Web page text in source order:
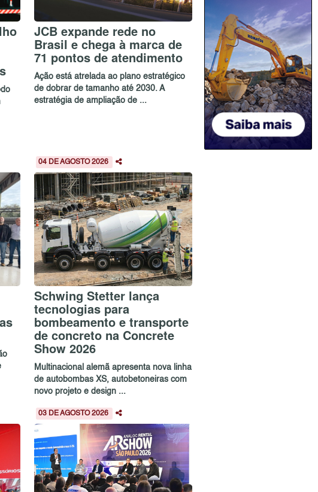
JCB expande rede no
Brasil e chega à marca de
71 pontos de atendimento
Ação está atrelada ao plano estratégico
de dobrar de tamanho até 2030. A
estratégia de ampliação de ...
04 DE AGOSTO 2026
Schwing Stetter lança
tecnologias para
bombeamento e transporte
de concreto na Concrete
Show 2026
Multinacional alemã apresenta nova linha
de autobombas XS, autobetoneiras com
novo projeto e design ...
03 DE AGOSTO 2026